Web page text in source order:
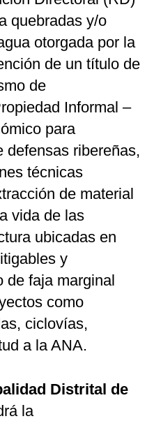
quebradas y/o
otorgada por la
de un título de
de
Informal –
para
defensas ribereñas,
técnicas
de material
vida de las
ubicadas en
y
de faja marginal
como
ciclovías,
a la ANA.
Distrital de
la